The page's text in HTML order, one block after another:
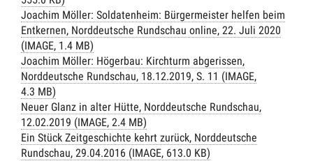
Joachim Möller: Soldatenheim: Bürgermeister helfen beim
Entkernen, Norddeutsche Rundschau online, 22. Juli 2020
(IMAGE, 1.4 MB)
Joachim Möller: Högerbau: Kirchturm abgerissen,
Norddeutsche Rundschau, 18.12.2019, S. 11 (IMAGE,
4.3 MB)
Neuer Glanz in alter Hütte, Norddeutsche Rundschau,
12.02.2019 (IMAGE, 2.4 MB)
Ein Stück Zeitgeschichte kehrt zurück, Norddeutsche
Rundschau, 29.04.2016 (IMAGE, 613.0 KB)